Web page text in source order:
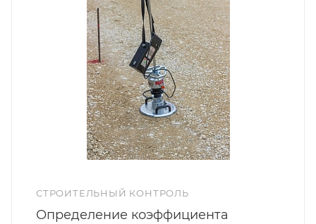
СТРОИТЕЛЬНЫЙ КОНТРОЛЬ
Определение коэффициента